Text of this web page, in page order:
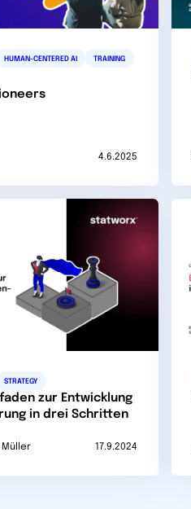
HUMAN-CENTERED AI TRAINING
4.6.2025
STRATEGY
zur Entwicklung
in drei Schritten
Müller 17.9.2024